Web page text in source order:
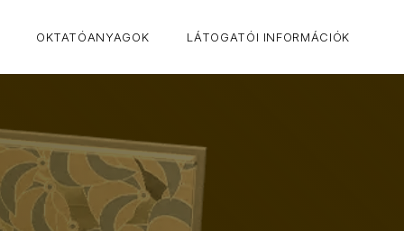
OKTATÓANYAGOK LÁTOGATÓI INFORMÁCIÓK